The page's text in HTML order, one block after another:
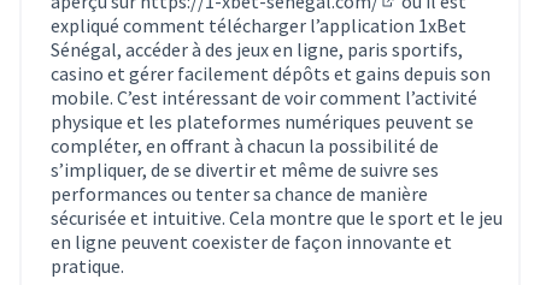
(Lien externe)
expliqué comment télécharger l’application 1xBet
Sénégal, accéder à des jeux en ligne, paris sportifs,
casino et gérer facilement dépôts et gains depuis son
mobile. C’est intéressant de voir comment l’activité
physique et les plateformes numériques peuvent se
compléter, en offrant à chacun la possibilité de
s’impliquer, de se divertir et même de suivre ses
performances ou tenter sa chance de manière
sécurisée et intuitive. Cela montre que le sport et le jeu
en ligne peuvent coexister de façon innovante et
pratique.